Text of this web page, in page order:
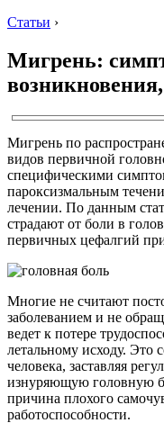
Статьи ›
Мигрень:
Мигрень по
видов первичной
специфическими
пароксизмальным
лечении. По данным
страдают от боли в
первичных цефалгий
Многие не считают
заболеванием и не
ведет к потере
летальному исходу. Это
человека, заставляя
изнуряющую головную
причина плохого
работоспособности.